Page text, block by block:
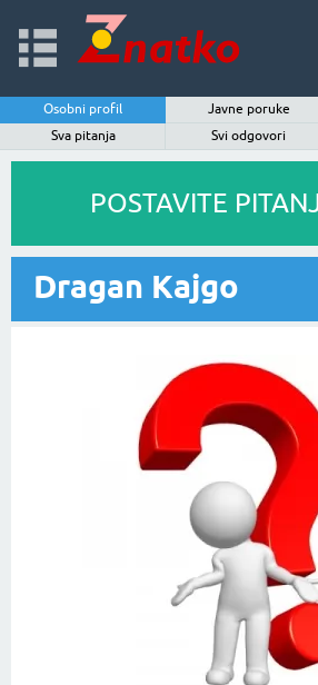
Osobni profil Javne poruke
Sva pitanja
Svi odgovori
POSTAVITE
Dragan Kajgo